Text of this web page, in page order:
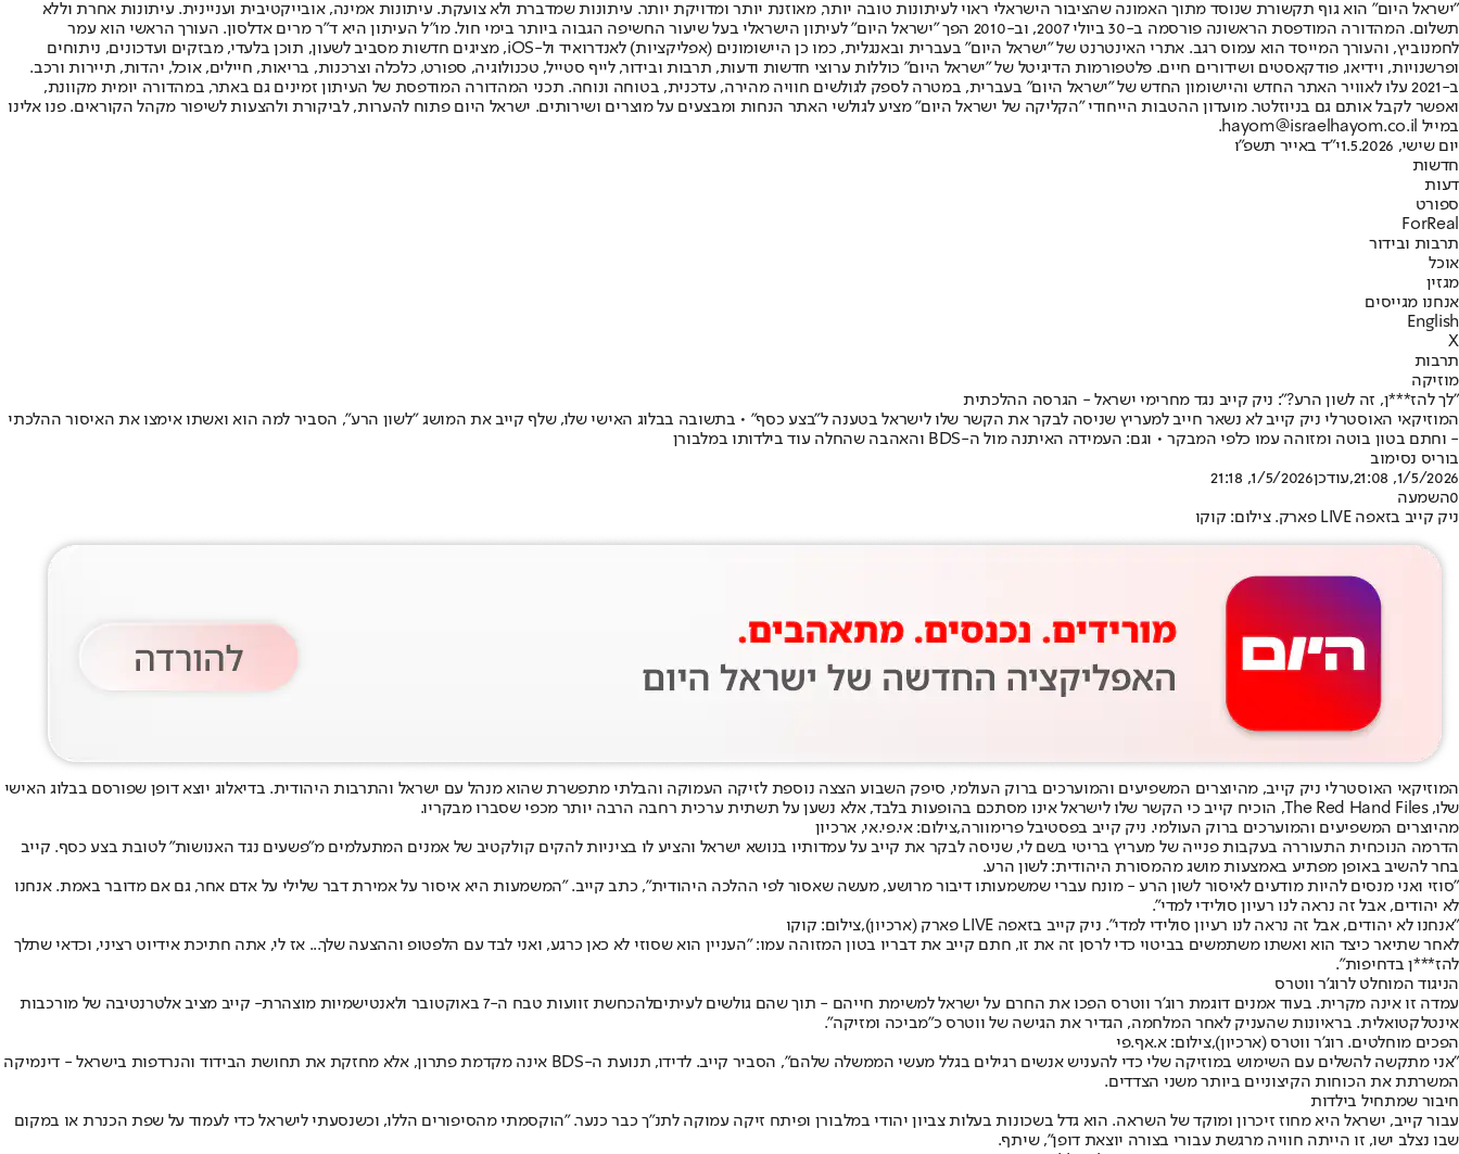
"ישראל היום" הוא גוף תקשורת שנוסד מתוך האמונה שהציבור הישראלי ראוי לעיתונות טובה יותר, מאוזנת יותר ומדויקת יותר. עיתונות שמדברת ולא צועקת. עיתונות אמינה, אובייקטיבית ועניינית. עיתונות אחרת וללא
תשלום. המהדורה המודפסת הראשונה פורסמה ב-30 ביולי 2007, וב-2010 הפך "ישראל היום" לעיתון הישראלי בעל שיעור החשיפה הגבוה ביותר בימי חול. מו"ל העיתון היא ד"ר מרים אדלסון. העורך הראשי הוא עמר
לחמנוביץ, והעורך המייסד הוא עמוס רגב. אתרי האינטרנט של "ישראל היום" בעברית ובאנגלית, כמו כן היישומונים (אפליקציות) לאנדרואיד ול-iOS, מציגים חדשות מסביב לשעון, תוכן בלעדי, מבזקים ועדכונים, ניתוחים
ופרשנויות, וידיאו, פודקאסטים ושידורים חיים. פלטפורמות הדיגיטל של "ישראל היום" כוללות ערוצי חדשות ודעות, תרבות ובידור, לייף סטייל, טכנולוגיה, ספורט, כלכלה וצרכנות, בריאות, חיילים, אוכל, יהדות, תיירות ורכב.
ב-2021 עלו לאוויר האתר החדש והיישומון החדש של "ישראל היום" בעברית, במטרה לספק לגולשים חוויה מהירה, עדכנית, בטוחה ונוחה. תכני המהדורה המודפסת של העיתון זמינים גם באתר, במהדורה יומית מקוונת,
ואפשר לקבל אותם גם בניוזלטר. מועדון ההטבות הייחודי "הקליקה של ישראל היום" מציע לגולשי האתר הנחות ומבצעים על מוצרים ושירותים. ישראל היום פתוח להערות, לביקורת ולהצעות לשיפור מקהל הקוראים. פנו אלינו
במייל hayom@israelhayom.co.il.
יום שישי, 1.5.2026
י"ד באייר תשפ"ו
חדשות
דעות
ספורט
ForReal
תרבות ובידור
אוכל
מגזין
אנחנו מגייסים
English
X
תרבות
מוזיקה
"לך להז***ן, זה לשון הרע?": ניק קייב נגד מחרימי ישראל - הגרסה ההלכתית
המוזיקאי האוסטרלי ניק קייב לא נשאר חייב למעריץ שניסה לבקר את הקשר שלו לישראל בטענה ל"בצע כסף" • בתשובה בבלוג האישי שלו, שלף קייב את המושג "לשון הרע", הסביר למה הוא ואשתו אימצו את האיסור ההלכתי
- וחתם בטון בוטה ומזוהה עמו כלפי המבקר • וגם: העמידה האיתנה מול ה-BDS והאהבה שהחלה עוד בילדותו במלבורן
בוריס נסימוב
1/5/2026, 21:08
,עודכן1/5/2026, 21:18
0השמעה
ניק קייב בזאפה LIVE פארק. צילום: קוקו
המוזיקאי האוסטרלי ניק קייב, מהיוצרים המשפיעים והמוערכים ברוק העולמי, סיפק השבוע הצצה נוספת לזיקה העמוקה והבלתי מתפשרת שהוא מנהל עם ישראל והתרבות היהודית. בדיאלוג יוצא דופן שפורסם בבלוג האישי
שלו, The Red Hand Files, הוכיח קייב כי הקשר שלו לישראל אינו מסתכם בהופעות בלבד, אלא נשען על תשתית ערכית רחבה הרבה יותר מכפי שסברו מבקריו.
מהיוצרים המשפיעים והמוערכים ברוק העולמי. ניק קייב בפסטיבל פרימוורה,צילום: אי.פי.אי, ארכיון
הדרמה הנוכחית התעוררה בעקבות פנייה של מעריץ בריטי בשם לי, שניסה לבקר את קייב על עמדותיו בנושא ישראל והציע לו בציניות להקים קולקטיב של אמנים המתעלמים מ"פשעים נגד האנושות" לטובת בצע כסף. קייב
בחר להשיב באופן מפתיע באמצעות מושג מהמסורת היהודית: לשון הרע.
"סוזי ואני מנסים להיות מודעים לאיסור לשון הרע - מונח עברי שמשמעותו דיבור מרושע, מעשה שאסור לפי ההלכה היהודית", כתב קייב. "המשמעות היא איסור על אמירת דבר שלילי על אדם אחר, גם אם מדובר באמת. אנחנו
לא יהודים, אבל זה נראה לנו רעיון סולידי למדי".
"אנחנו לא יהודים, אבל זה נראה לנו רעיון סולידי למדי". ניק קייב בזאפה LIVE פארק (ארכיון),צילום: קוקו
לאחר שתיאר כיצד הוא ואשתו משתמשים בביטוי כדי לרסן זה את זו, חתם קייב את דבריו בטון המזוהה עמו: "העניין הוא שסוזי לא כאן כרגע, ואני לבד עם הלפטופ וההצעה שלך... אז לי, אתה חתיכת אידיוט רציני, וכדאי שתלך
להז***ן בדחיפות".
הניגוד המוחלט לרוג'ר ווטרס
עמדה זו אינה מקרית. בעוד אמנים דוגמת רוג'ר ווטרס הפכו את החרם על ישראל למשימת חייהם - תוך שהם גולשים לעיתיםלהכחשת זוועות טבח ה-7 באוקטובר ולאנטישמיות מוצהרת
- קייב מציב אלטרנטיבה של מורכבות
אינטלקטואלית. בראיונות שהעניק לאחר המלחמה, הגדיר את הגישה של ווטרס כ"מביכה ומזיקה".
הפכים מוחלטים. רוג'ר ווטרס (ארכיון),צילום: א.אף.פי
"אני מתקשה להשלים עם השימוש במוזיקה שלי כדי להעניש אנשים רגילים בגלל מעשי הממשלה שלהם", הסביר קייב. לדידו, תנועת ה-BDS אינה מקדמת פתרון, אלא מחזקת את תחושת הבידוד והנרדפות בישראל - דינמיקה
המשרתת את הכוחות הקיצוניים ביותר משני הצדדים.
חיבור שמתחיל בילדות
עבור קייב, ישראל היא מחוז זיכרון ומוקד של השראה. הוא גדל בשכונות בעלות צביון יהודי במלבורן ופיתח זיקה עמוקה לתנ"ך כבר כנער. "הוקסמתי מהסיפורים הללו, וכשנסעתי לישראל כדי לעמוד על שפת הכנרת או במקום
שבו נצלב ישו, זו הייתה חוויה מרגשת עבורי בצורה יוצאת דופן", שיתף.